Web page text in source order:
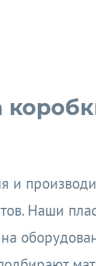
и
Наши